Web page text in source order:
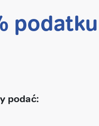
podatku
podać: